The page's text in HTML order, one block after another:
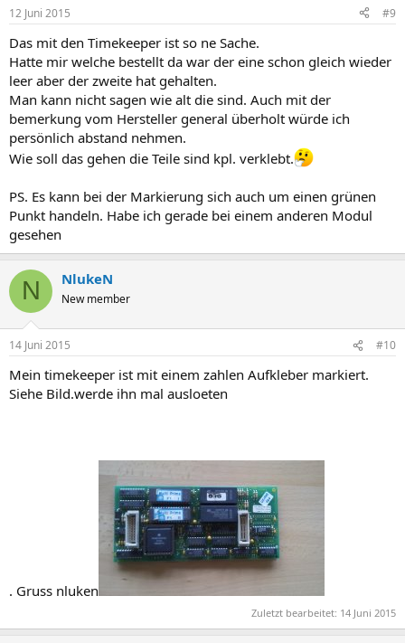
12 Juni 2015 #9
Das mit den Timekeeper ist so ne Sache.
Hatte mir welche bestellt da war der eine schon gleich wieder
leer aber der zweite hat gehalten.
Man kann nicht sagen wie alt die sind. Auch mit der
bemerkung vom Hersteller general überholt würde ich
persönlich abstand nehmen.
Wie soll das gehen die Teile sind kpl. verklebt.
PS. Es kann bei der Markierung sich auch um einen grünen
Punkt handeln. Habe ich gerade bei einem anderen Modul
gesehen
N NlukeN
New member
14 Juni 2015 #10
Mein timekeeper ist mit einem zahlen Aufkleber markiert.
Siehe Bild.werde ihn mal ausloeten
. Gruss nluken
Zuletzt bearbeitet: 14 Juni 2015